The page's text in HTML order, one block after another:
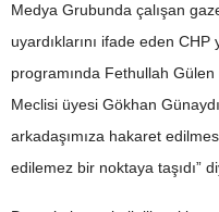
Medya Grubunda çalışan
uyardıklarını ifade eden CHP
programında Fethullah
Meclisi üyesi Gökhan
arkadaşımıza hakaret
edilemez bir noktaya taşıdı”